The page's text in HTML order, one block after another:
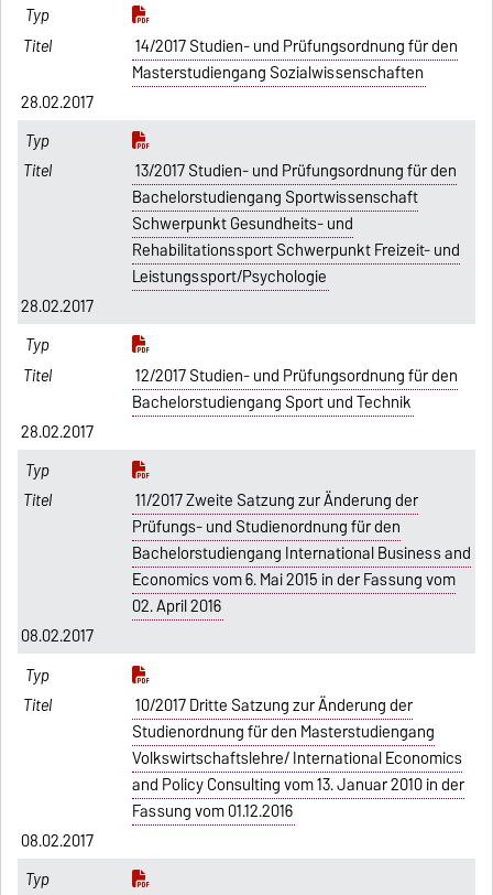
14/2017 Studien- und Prüfungsordnung für den
Masterstudiengang Sozialwissenschaften
28.02.2017
13/2017 Studien- und Prüfungsordnung für den
Bachelorstudiengang Sportwissenschaft
Schwerpunkt Gesundheits- und
Rehabilitationssport Schwerpunkt Freizeit- und
Leistungssport/Psychologie
28.02.2017
12/2017 Studien- und Prüfungsordnung für den
Bachelorstudiengang Sport und Technik
28.02.2017
11/2017 Zweite Satzung zur Änderung der
Prüfungs- und Studienordnung für den
Bachelorstudiengang International Business and
Economics vom 6. Mai 2015 in der Fassung vom
02. April 2016
08.02.2017
10/2017 Dritte Satzung zur Änderung der
Studienordnung für den Masterstudiengang
Volkswirtschaftslehre/ International Economics
and Policy Consulting vom 13. Januar 2010 in der
Fassung vom 01.12.2016
08.02.2017